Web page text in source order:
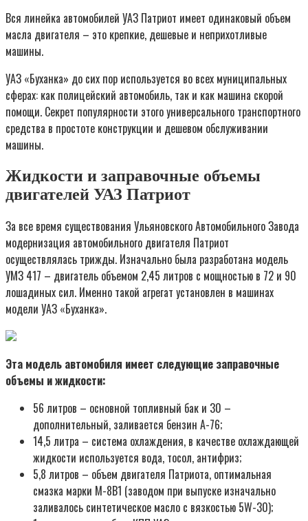
Вся линейка автомобилей УАЗ Патриот имеет одинаковый объем
масла двигателя – это крепкие, дешевые и неприхотливые
машины.
УАЗ «Буханка» до сих пор используется во всех муниципальных
сферах: как полицейский автомобиль, так и как машина скорой
помощи. Секрет популярности этого универсального транспортного
средства в простоте конструкции и дешевом обслуживании
машины.
Жидкости и заправочные объемы
двигателей УАЗ Патриот
За все время существования Ульяновского Автомобильного Завода
модернизация автомобильного двигателя Патриот
осуществлялась трижды. Изначально была разработана модель
УМЗ 417 – двигатель объемом 2,45 литров с мощностью в 72 и 90
лошадиных сил. Именно такой агрегат установлен в машинах
модели УАЗ «Буханка».
Эта модель автомобиля имеет следующие заправочные
объемы и жидкости:
56 литров – основной топливный бак и 30 –
дополнительный, заливается бензин А-76;
14,5 литра – система охлаждения, в качестве охлаждающей
жидкости используется вода, тосол, антифриз;
5,8 литров – объем двигателя Патриота, оптимальная
смазка марки М-8В1 (заводом при выпуске изначально
заливалось синтетическое масло с вязкостью 5W-30);